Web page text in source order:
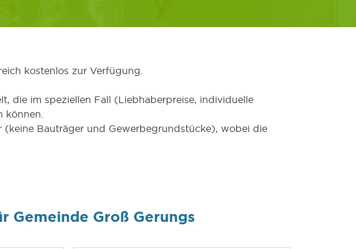
kostenlos zur Verfügung.
die im speziellen Fall (Liebhaberpreise, individuelle
können.
Bauträger und Gewerbegrundstücke), wobei die
Gemeinde Groß Gerungs